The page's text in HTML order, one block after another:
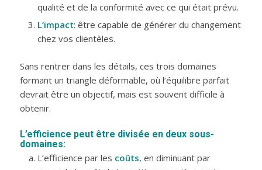
qualité et de la conformité avec ce qui était prévu.
L’impact: être capable de générer du changement
chez vos clientèles.
Sans rentrer dans les détails, ces trois domaines
formant un triangle déformable, où l’équilibre parfait
devrait être un objectif, mais est souvent difficile à
obtenir.
L’efficience peut être divisée en deux sous-
domaines:
L’efficience par les coûts, en diminuant par